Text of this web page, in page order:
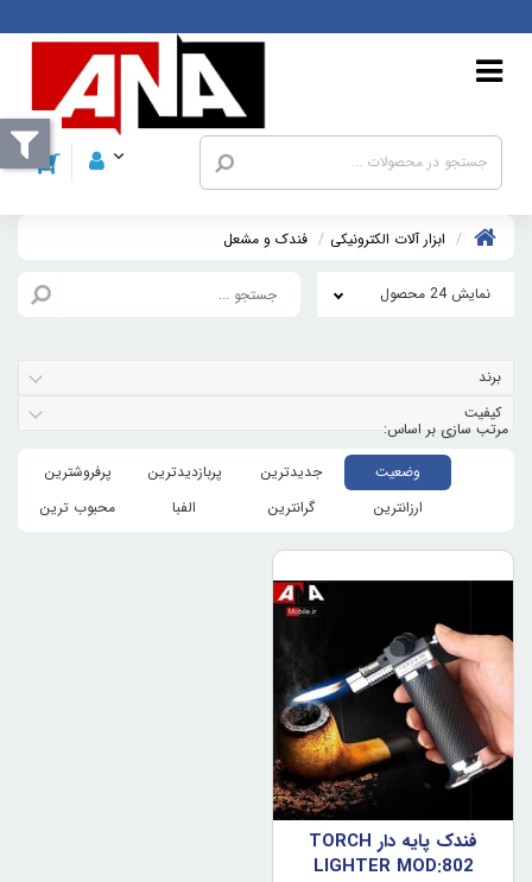
ابزار آلات الکترونیکی فندک و مشعل
نمایش 24 محصول
برند
کیفیت
وضعیت جدیدترین پربازدیدترین
پرفروشترین
ارزانترین
گرانترین الفبا محبوب ترین
فندک پايه دار TORCH
LIGHTER MOD:802